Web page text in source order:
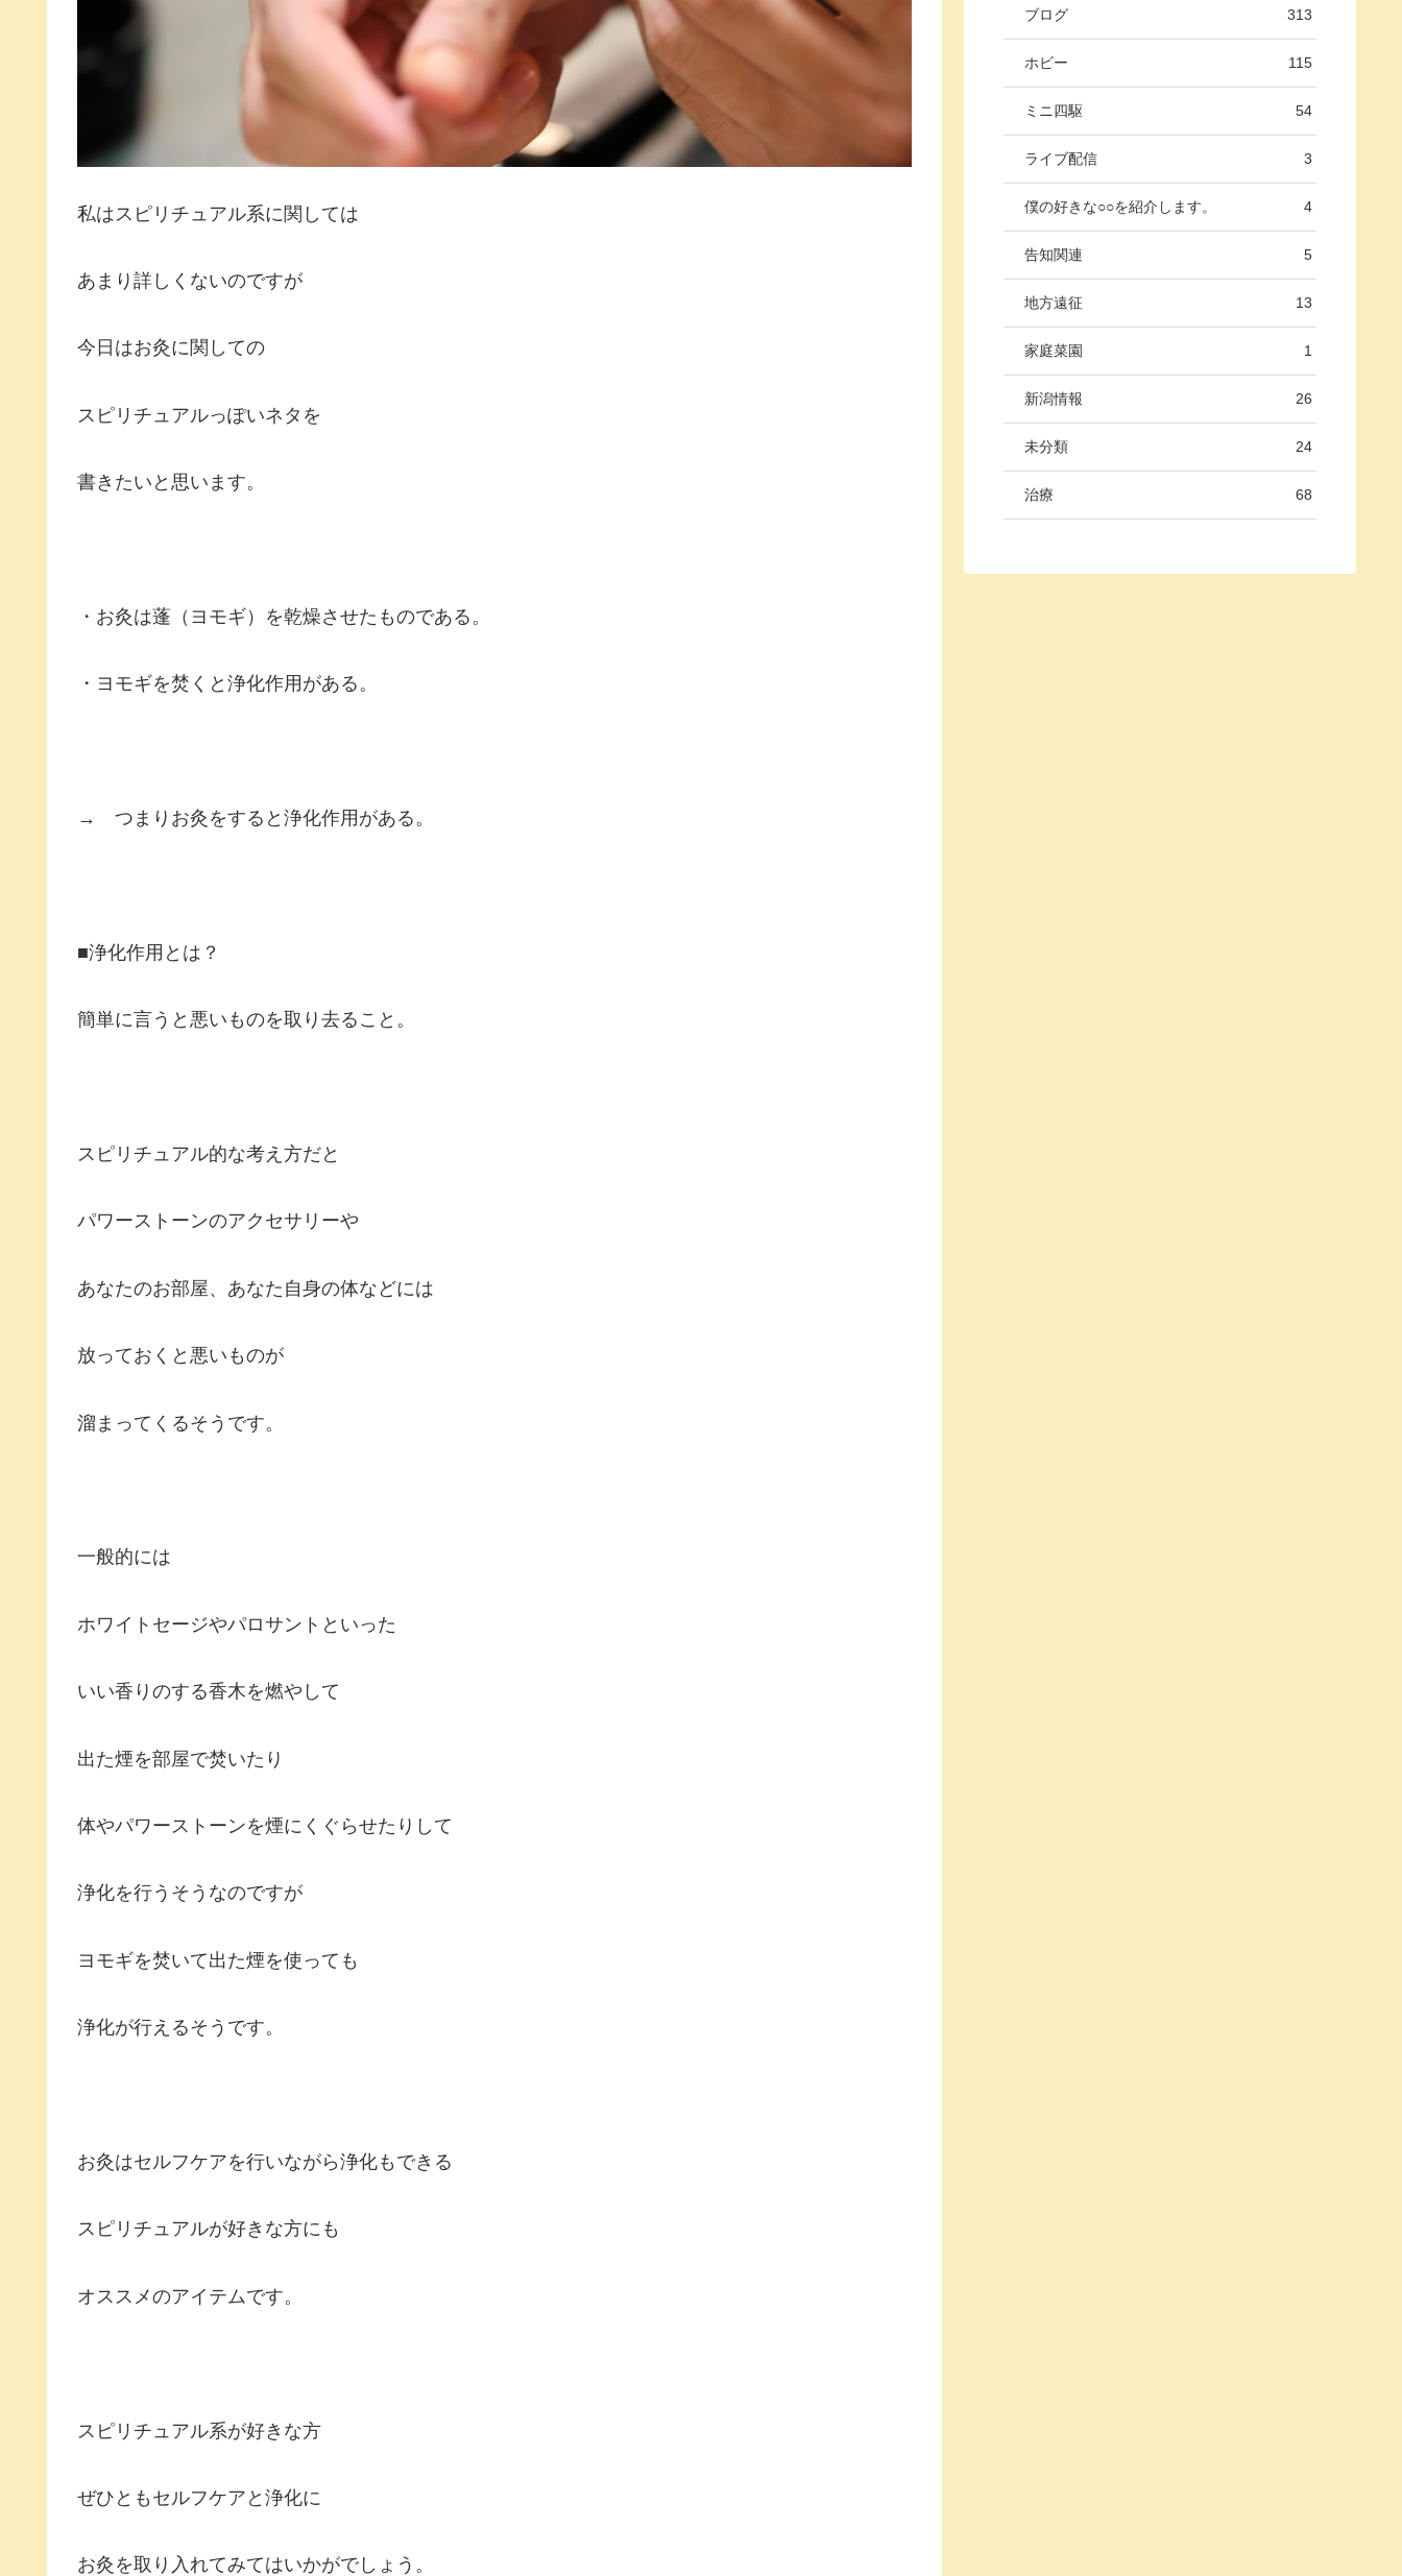
私はスピリチュアル系に関しては
あまり詳しくないのですが
今日はお灸に関しての
スピリチュアルっぽいネタを
書きたいと思います。
・お灸は蓬（ヨモギ）を乾燥させたものである。
・ヨモギを焚くと浄化作用がある。
→ つまりお灸をすると浄化作用がある。
■浄化作用とは？
簡単に言うと悪いものを取り去ること。
スピリチュアル的な考え方だと
パワーストーンのアクセサリーや
あなたのお部屋、あなた自身の体などには
放っておくと悪いものが
溜まってくるそうです。
一般的には
ホワイトセージやパロサントといった
いい香りのする香木を燃やして
出た煙を部屋で焚いたり
体やパワーストーンを煙にくぐらせたりして
浄化を行うそうなのですが
ヨモギを焚いて出た煙を使っても
浄化が行えるそうです。
お灸はセルフケアを行いながら浄化もできる
スピリチュアルが好きな方にも
オススメのアイテムです。
スピリチュアル系が好きな方
ぜひともセルフケアと浄化に
お灸を取り入れてみてはいかがでしょう。
ブログ 313
ホビー 115
ミニ四駆 54
ライブ配信 3
僕の好きな○○を紹介します。 4
告知関連 5
地方遠征 13
家庭菜園 1
新潟情報 26
未分類 24
治療 68